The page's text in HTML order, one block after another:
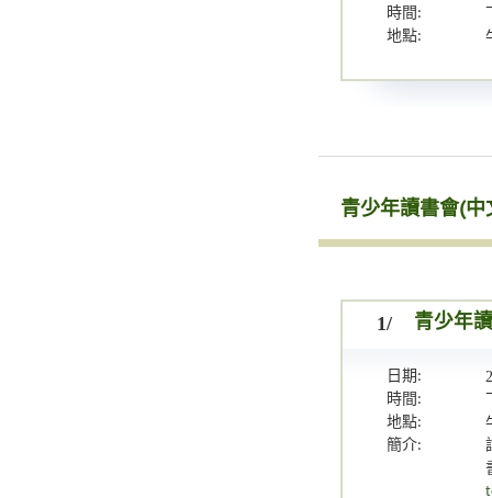
時間:
地點:
青少年讀書會(
1/ 青少年
日期:
時間:
地點:
簡介: